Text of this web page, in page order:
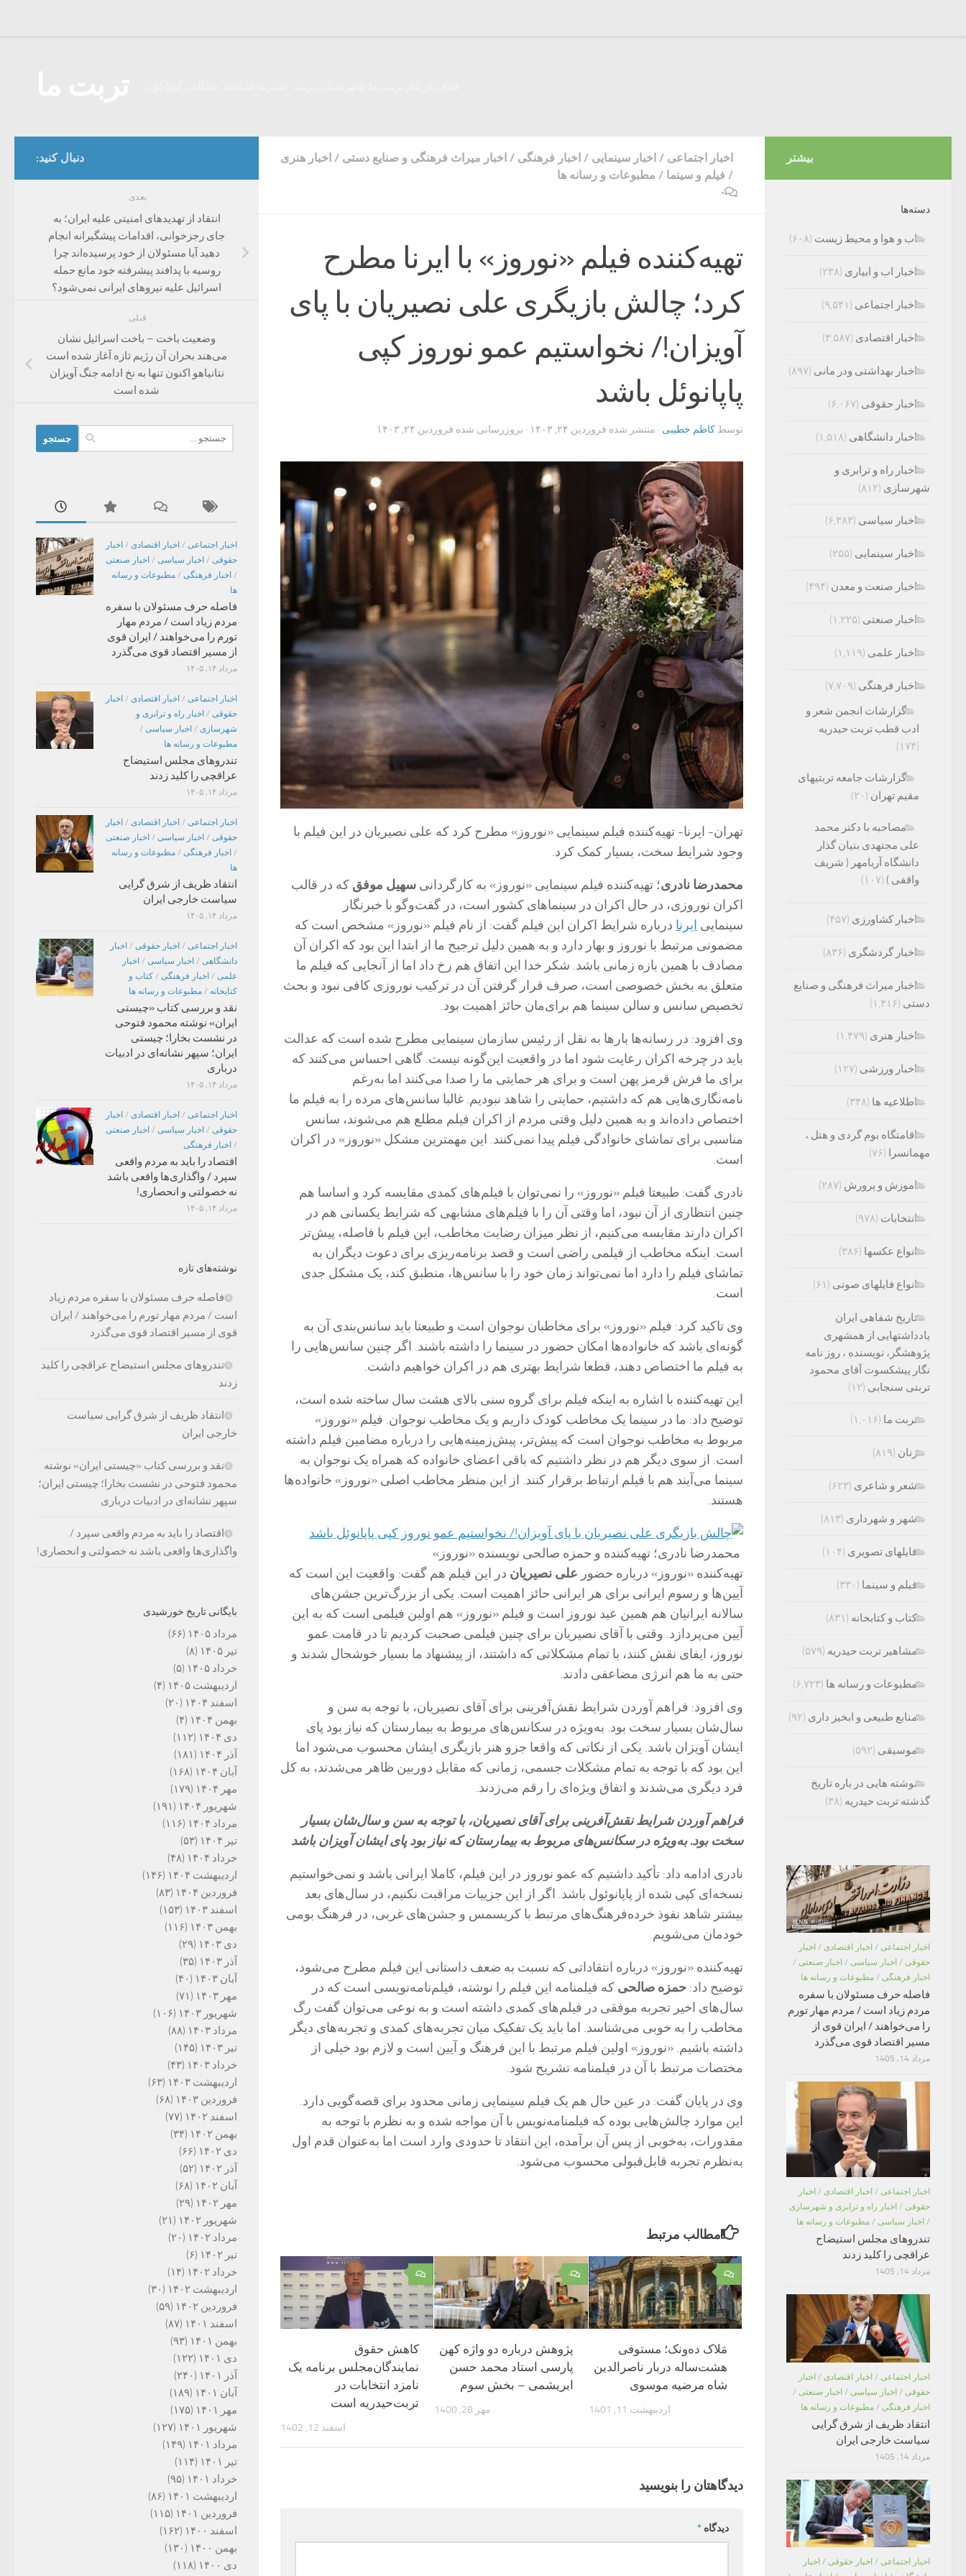
اخبار اجتماعی / اخبار سینمایی / اخبار فرهنگی / اخبار میراث فرهنگی و صنایع دستی / اخبار هنری
/ فیلم و سینما / مطبوعات و رسانه ها
۰
تهیه‌کننده فیلم «نوروز» با ایرنا مطرح
کرد؛ چالش بازیگری علی نصیریان با پای
آویزان!/ نخواستیم عمو نوروز کپی
پاپانوئل باشد
توسط کاظم خطیبی · منتشر شده فروردین ۲۴, ۱۴۰۳ · بروزرسانی شده فروردین ۲۴, ۱۴۰۳
تهران- ایرنا- تهیه‌کننده فیلم سینمایی «نوروز» مطرح کرد که علی نصیریان در این فیلم با
وجود شرایط سخت، بسیار کمک کرد.
محمدرضا نادری؛ تهیه‌کننده فیلم سینمایی «نوروز» به کارگردانی سهیل موفق که در قالب
اکران نوروزی، در حال اکران در سینماهای کشور است، در گفت‌وگو با خبرنگار
سینمایی ایرنا درباره شرایط اکران این فیلم گفت: از نام فیلم «نوروز» مشخص است که
مضمونی مرتبط با نوروز و بهار دارد و به همین دلیل ترجیح ما از ابتدا این بود که اکران آن
مصادف با همین بازه زمانی باشد. شکر خدا این اتفاق هم رخ داد اما از آنجایی که فیلم ما
متعلق به بخش خصوصی است، صرف قرار گرفتن آن در ترکیب نوروزی کافی نبود و بحث
تخصیص سانس و سالن سینما هم برای‌مان حائز اهمیت بود.
وی افزود: در رسانه‌ها بارها به نقل از رئیس سازمان سینمایی مطرح شده است که عدالت
باید در چرخه اکران رعایت شود اما در واقعیت این‌گونه نیست. گاهی احساس می‌کنند که
برای ما فرش قرمز پهن است و برای هر حمایتی ما را صدا می‌کنند اما به‌رغم
نامه‌نگاری‌هایی هم که داشتیم، حمایتی را شاهد نبودیم. غالبا سانس‌های مرده را به فیلم ما
اختصاص داده‌اند و به همین دلیل وقتی مردم از اکران فیلم مطلع هم می‌شوند، سانس
مناسبی برای تماشای خانوادگی فیلم پیدا نمی‌کنند. این مهمترین مشکل‌ «نوروز» در اکران
است.
نادری گفت: طبیعتا فیلم «نوروز» را نمی‌توان با فیلم‌های کمدی مقایسه کرد و اساسا هم
چنین انتظاری از آن نبود، اما وقتی آن را با فیلم‌های مشابهی که شرایط یکسانی هم در
اکران دارند مقایسه می‌کنیم، از نظر میزان رضایت مخاطب، این فیلم با فاصله، پیش‌تر
است. اینکه مخاطب از فیلمی راضی است و قصد برنامه‌ریزی برای دعوت دیگران به
تماشای فیلم را دارد اما نمی‌تواند زمان خود را با سانس‌ها، منطبق کند، یک مشکل جدی
است.
وی تاکید کرد: فیلم «نوروز» برای مخاطبان نوجوان است و طبیعتا باید سانس‌بندی آن به
گونه‌ای باشد که خانواده‌ها امکان حضور در سینما را داشته باشند. اگر چنین سانس‌هایی را
به فیلم ما اختصاص دهند، قطعا شرایط بهتری هم در اکران خواهیم داشت.
این تهیه‌کننده با اشاره به اینکه فیلم برای گروه سنی بالای هشت سال ساخته شده است،
توضیح داد: ما در سینما یک مخاطب کودک داریم و یک مخاطب نوجوان. فیلم «نوروز»
مربوط به مخاطب نوجوان است که پیش‌تر، پیش‌زمینه‌هایی را درباره مضامین فیلم داشته
است. از سوی دیگر هم در نظر داشتیم که باقی اعضای خانواده که همراه یک نوجوان به
سینما می‌آیند هم با فیلم ارتباط برقرار کنند. از این منظر مخاطب اصلی «نوروز» خانواده‌ها
هستند.
محمدرضا نادری؛ تهیه‌کننده و حمزه صالحی نویسنده «نوروز»
تهیه‌کننده «نوروز» درباره حضور علی نصیریان در این فیلم هم گفت: واقعیت این است که
آیین‌ها و رسوم ایرانی برای هر ایرانی حائز اهمیت است. یکی از بزرگ‌ترین جشن‌های
سالانه ایرانیان هم همین عید نوروز است و فیلم «نوروز» هم اولین فیلمی است که به این
آیین می‌پردازد. وقتی با آقای نصیریان برای چنین فیلمی صحبت کردیم تا در قامت عمو
نوروز، ایفای نقش کنند، با تمام مشکلاتی که داشتند، از پیشنهاد ما بسیار خوشحال شدند و
حتی به ما هم انرژی مضاعفی دادند.
وی افزود: فراهم آوردن شرایط نقش‌آفرینی برای آقای نصیریان، با توجه به سن و
سال‌شان بسیار سخت بود. به‌ویژه در سکانس‌های مربوط به بیمارستان که نیاز بود پای
ایشان آویزان باشد. یکی از نکاتی که واقعا جزو هنر بازیگری ایشان محسوب می‌شود اما
این بود که با توجه به تمام مشکلات جسمی، زمانی که مقابل دوربین ظاهر می‌شدند، به کل
فرد دیگری می‌شدند و اتفاق ویژه‌ای را رقم می‌زدند.
فراهم آوردن شرایط نقش‌آفرینی برای آقای نصیریان، با توجه به سن و سال‌شان بسیار
سخت بود. به‌ویژه در سکانس‌های مربوط به بیمارستان که نیاز بود پای ایشان آویزان باشد
نادری ادامه داد: تأکید داشتیم که عمو نوروز در این فیلم، کاملا ایرانی باشد و نمی‌خواستیم
نسخه‌ای کپی شده از پاپانوئول باشد. اگر از این جزییات مراقبت نکنیم، در سال‌های بعد
بیشتر شاهد نفوذ خرده‌فرهنگ‌های مرتبط با کریسمس و جشن‌های غربی، در فرهنگ بومی
خودمان می‌شویم.
تهیه‌کننده «نوروز» درباره انتقاداتی که نسبت به ضعف داستانی این فیلم مطرح می‌شود،
توضیح داد: حمزه صالحی که فیلمنامه این فیلم را نوشته، فیلم‌نامه‌نویسی است که در
سال‌های اخیر تجربه موفقی در فیلم‌های کمدی داشته است و به نوعی می‌توان گفت رگ
مخاطب را به خوبی می‌شناسد. اما باید یک تفکیک میان تجربه‌های کمدی و تجربه‌های دیگر
داشته باشیم. «نوروز» اولین فیلم مرتبط با این فرهنگ و آیین است و لازم بود خیلی از
مختصات مرتبط با آن در فیلمنامه تشریح شود.
وی در پایان گفت: در عین حال هم یک فیلم سینمایی زمانی محدود برای قصه‌گویی دارد.
این موارد چالش‌هایی بوده که فیلمنامه‌نویس با آن مواجه شده و به نظرم با توجه به
مقدورات، به‌خوبی از پس آن برآمده، این انتقاد تا حدودی وارد است اما به‌عنوان قدم اول
به‌نظرم تجربه قابل‌قبولی محسوب می‌شود.
مطالب مرتبط
۰
کاهش حقوق
نمایندگان‌مجلس برنامه یک
نامزد انتخابات در
تربت‌حیدریه است
اسفند 12, 1402
۰
پژوهش درباره دو واژه کهن
پارسی استاد محمد حسن
ابریشمی – بخش سوم
مهر 28, 1400
۰
مَلاک ده‌ونک؛ مستوفی
هشت‌ساله دربار ناصرالدین
شاه مرضیه موسوی
اردیبهشت 11, 1401
دیدگاهتان را بنویسید
دیدگاه *
دنبال کنید:
بعدی
انتقاد از تهدید‌های امنیتی علیه ایران؛ به
جای رجزخوانی، اقدامات پیشگیرانه انجام
دهید آیا مسئولان از خود پرسیده‌اند چرا
روسیه با پدافند پیشرفته خود مانع حمله
اسرائیل علیه نیرو‌های ایرانی نمی‌شود؟
قبلی
وضعیت باخت – باخت اسرائیل نشان
می‌هند بحران آن رژیم تازه آغاز شده است
نتانیاهو اکنون تنها به نخ ادامه جنگ آویزان
شده است
برای:
اخبار اجتماعی / اخبار اقتصادی / اخبار
حقوقی / اخبار سیاسی / اخبار صنعتی
/ اخبار فرهنگی / مطبوعات و رسانه
ها
فاصله حرف مسئولان با سفره
مردم زیاد است / مردم مهار
تورم را می‌خواهند / ایران قوی
از مسیر اقتصاد قوی می‌گذرد
مرداد ۱۴, ۱۴۰۵
اخبار اجتماعی / اخبار اقتصادی / اخبار
حقوقی / اخبار راه و ترابری و
شهرسازی / اخبار سیاسی /
مطبوعات و رسانه ها
تندروهای مجلس استیضاح
عراقچی را کلید زدند
مرداد ۱۴, ۱۴۰۵
اخبار اجتماعی / اخبار اقتصادی / اخبار
حقوقی / اخبار سیاسی / اخبار صنعتی
/ اخبار فرهنگی / مطبوعات و رسانه
ها
انتقاد ظریف از شرق گرایی
سیاست خارجی ایران
مرداد ۱۴, ۱۴۰۵
اخبار اجتماعی / اخبار حقوقی / اخبار
دانشگاهی / اخبار سیاسی / اخبار
علمی / اخبار فرهنگی / کتاب و
کتابخانه / مطبوعات و رسانه ها
نقد و بررسی کتاب «چیستی
ایران» نوشته محمود فتوحی
در نشست بخارا؛ چیستی
ایران؛ سپهر نشانه‌ای در ادبیات
درباری
مرداد ۱۴, ۱۴۰۵
اخبار اجتماعی / اخبار اقتصادی / اخبار
حقوقی / اخبار سیاسی / اخبار صنعتی
/ اخبار فرهنگی
اقتصاد را باید به مردم واقعی
سپرد / واگذاری‌ها واقعی باشد
نه خصولتی و انحصاری!
مرداد ۱۴, ۱۴۰۵
نوشته‌های تازه
فاصله حرف مسئولان با سفره مردم زیاد
است / مردم مهار تورم را می‌خواهند / ایران
قوی از مسیر اقتصاد قوی می‌گذرد
تندروهای مجلس استیضاح عراقچی را کلید
زدند
انتقاد ظریف از شرق گرایی سیاست
خارجی ایران
نقد و بررسی کتاب «چیستی ایران» نوشته
محمود فتوحی در نشست بخارا؛ چیستی ایران؛
سپهر نشانه‌ای در ادبیات درباری
اقتصاد را باید به مردم واقعی سپرد /
واگذاری‌ها واقعی باشد نه خصولتی و انحصاری!
بایگانی تاریخ خورشیدی
مرداد ۱۴۰۵
(۶۶)
تیر ۱۴۰۵
(۸)
خرداد ۱۴۰۵
(۵)
اردیبهشت ۱۴۰۵
(۴)
اسفند ۱۴۰۴
(۲۰)
بهمن ۱۴۰۴
(۴)
دی ۱۴۰۴
(۱۱۲)
آذر ۱۴۰۴
(۱۸۱)
آبان ۱۴۰۴
(۱۶۸)
مهر ۱۴۰۴
(۱۷۹)
شهریور ۱۴۰۴
(۱۹۱)
مرداد ۱۴۰۴
(۱۱۶)
تیر ۱۴۰۴
(۵۳)
خرداد ۱۴۰۴
(۴۸)
اردیبهشت ۱۴۰۴
(۱۴۶)
فروردین ۱۴۰۴
(۸۳)
اسفند ۱۴۰۳
(۱۵۳)
بهمن ۱۴۰۳
(۱۱۶)
دی ۱۴۰۳
(۲۹)
آذر ۱۴۰۳
(۳۵)
آبان ۱۴۰۳
(۴۰)
مهر ۱۴۰۳
(۷۱)
شهریور ۱۴۰۳
(۱۰۶)
مرداد ۱۴۰۳
(۸۸)
تیر ۱۴۰۳
(۱۴۵)
خرداد ۱۴۰۳
(۴۳)
اردیبهشت ۱۴۰۳
(۶۳)
فروردین ۱۴۰۳
(۶۸)
اسفند ۱۴۰۲
(۷۷)
بهمن ۱۴۰۲
(۳۴)
دی ۱۴۰۲
(۶۶)
آذر ۱۴۰۲
(۵۲)
آبان ۱۴۰۲
(۶۸)
مهر ۱۴۰۲
(۲۹)
شهریور ۱۴۰۲
(۲۱)
مرداد ۱۴۰۲
(۲۰)
تیر ۱۴۰۲
(۶)
خرداد ۱۴۰۲
(۱۴)
اردیبهشت ۱۴۰۲
(۳۰)
فروردین ۱۴۰۲
(۵۹)
اسفند ۱۴۰۱
(۸۷)
بهمن ۱۴۰۱
(۹۳)
دی ۱۴۰۱
(۱۲۲)
آذر ۱۴۰۱
(۲۴۰)
آبان ۱۴۰۱
(۱۸۹)
مهر ۱۴۰۱
(۱۷۵)
شهریور ۱۴۰۱
(۱۲۷)
مرداد ۱۴۰۱
(۱۴۹)
تیر ۱۴۰۱
(۱۱۴)
خرداد ۱۴۰۱
(۹۵)
اردیبهشت ۱۴۰۱
(۸۶)
فروردین ۱۴۰۱
(۱۱۵)
اسفند ۱۴۰۰
(۱۶۲)
بهمن ۱۴۰۰
(۱۳۰)
دی ۱۴۰۰
(۱۱۸)
بیشتر
دسته‌ها
اب و هوا و محیط زیست (۶۰۸)
اخبار اب و ابیاری (۲۳۸)
اخبار اجتماعی (۹,۵۴۱)
اخبار اقتصادی (۳,۵۸۷)
اخبار بهداشتی ودر مانی (۸۹۷)
اخبار حقوقی (۶,۰۶۷)
اخبار دانشگاهی (۱,۵۱۸)
اخبار راه و ترابری و
شهرسازی (۸۱۲)
اخبار سیاسی (۶,۳۸۳)
اخبار سینمایی (۲۵۵)
اخبار صنعت و معدن (۴۹۴)
اخبار صنعتی (۱,۲۲۵)
اخبار علمی (۱,۱۱۹)
اخبار فرهنگی (۷,۷۰۹)
گزارشات انجمن شعر و
ادب قطب تربت حیدریه
(۱۷۴)
گزارشات جامعه تربتیهای
مقیم تهران (۲۰)
مصاحبه با دکتر محمد
علی مجتهدی بنیان گذار
دانشگاه آریامهر ( شریف
واقفی ) (۱۰۷)
اخبار کشاورزی (۴۵۷)
اخبار گردشگری (۸۳۶)
اخبار میراث فرهنگی و صنایع
دستی (۱,۴۱۶)
اخبار هنری (۱,۴۷۹)
اخبار ورزشی (۱۲۷)
اطلاعیه ها (۳۴۸)
اقامتگاه بوم گردی و هتل ،
مهمانسرا (۷۶)
اموزش و پرورش (۲۸۷)
انتخابات (۹۷۸)
انواع عکسها (۳۸۶)
انواع فایلهای صوتی (۶۱)
تاریخ شفاهی ایران
یادداشتهایی از همشهری
پژوهشگر، نویسنده ، روز نامه
نگار پیشکسوت آقای محمود
تربتی سنجابی (۱۲)
تربت ما (۱,۰۱۶)
زنان (۸۱۹)
شعر و شاعری (۶۲۳)
شهر و شهرداری (۸۱۳)
فایلهای تصویری (۱۰۴)
فیلم و سینما (۳۳۰)
کتاب و کتابخانه (۸۳۱)
مشاهیر تربت حیدریه (۵۷۹)
مطبوعات و رسانه ها (۶,۷۲۳)
منابع طبیعی و ابخیز داری (۹۲)
موسیقی (۵۹۲)
نوشته هایی در باره تاریخ
گذشته تربت حیدریه (۳۸)
اخبار اجتماعی / اخبار اقتصادی / اخبار
حقوقی / اخبار سیاسی / اخبار صنعتی /
اخبار فرهنگی / مطبوعات و رسانه ها
فاصله حرف مسئولان با سفره
مردم زیاد است / مردم مهار تورم
را می‌خواهند / ایران قوی از
مسیر اقتصاد قوی می‌گذرد
مرداد 14, 1405
اخبار اجتماعی / اخبار اقتصادی / اخبار
حقوقی / اخبار راه و ترابری و شهرسازی
/ اخبار سیاسی / مطبوعات و رسانه ها
تندروهای مجلس استیضاح
عراقچی را کلید زدند
مرداد 14, 1405
اخبار اجتماعی / اخبار اقتصادی / اخبار
حقوقی / اخبار سیاسی / اخبار صنعتی /
اخبار فرهنگی / مطبوعات و رسانه ها
انتقاد ظریف از شرق گرایی
سیاست خارجی ایران
مرداد 14, 1405
اخبار اجتماعی / اخبار حقوقی / اخبار